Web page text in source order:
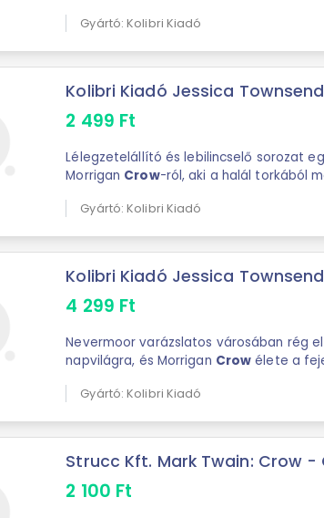
Gyártó: Kolibri Kiadó
Kolibri Kiadó Jessica
2 499 Ft
Lélegzetelállító és lebilincselő sorozat
Morrigan Crow-ról, aki a halál torkából
Gyártó: Kolibri Kiadó
Kolibri Kiadó Jessica
4 299 Ft
Nevermoor varázslatos városában rég
napvilágra, és Morrigan Crow élete a
Gyártó: Kolibri Kiadó
Strucc Kft. Mark Twain: Crow -
2 100 Ft